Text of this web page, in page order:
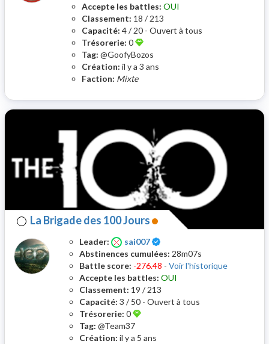
Accepte les battles: OUI
Classement: 18 / 213
Capacité: 4 / 20 - Ouvert à tous
Trésorerie: 0
Tag: @GoofyBozos
Création: il y a 3 ans
Faction: Mixte
La Brigade des 100 Jours
Leader: sai007
Certifié
Abstinences cumulées: 28m07s
Battle score: -276.48 - Voir l'historique
Accepte les battles: OUI
Classement: 19 / 213
Capacité: 3 / 50 - Ouvert à tous
Trésorerie: 0
Tag: @Team37
Création: il y a 5 ans